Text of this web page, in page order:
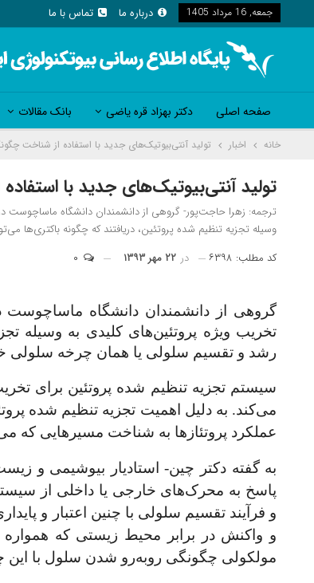
جمعه, 16 مرداد 1405 درباره ما تماس با ما
صفحه اصلی دکتر بهزاد قره یاضی بانک مقالات
خانه اخبار تولید آنتی‌بیوتیک‌های جدید با استفاده از شناخت
تولید آنتی‌بیوتیک‌های جدید با
ترجمه: زهرا حاجت‌پور- گروهی از دانشمندان دانشگاه
وسیله تجزیه تنظیم شده پروتئین، دریافتند که چگونه باکتری‌ها
کد مطلب: ۶۳۹۸ در ۲۲ مهر ۱۳۹۳
گروهی از دانشمندان دانشگاه ماساچوست
تخریب ویژه پروتئینهای کلیدی به وسیله
رشد و تقسیم سلولی یا همان چرخه سلولی
سیستم تجزیه تنظیم شده پروتئین برای
میکند. به دلیل اهمیت تجزیه تنظیم شده
عملکرد پروتئازها به شناخت مسیرهایی که
به گفته دکتر چین- استادیار بیوشیمی و
پاسخ به محرک‌های خارجی یا داخلی از
و فرآیند تقسیم سلولی با چنین اعتبار و
و واکنش در برابر محیط زیستی که همواره
مولکولی چگونگی روبه‌رو شدن سلول با